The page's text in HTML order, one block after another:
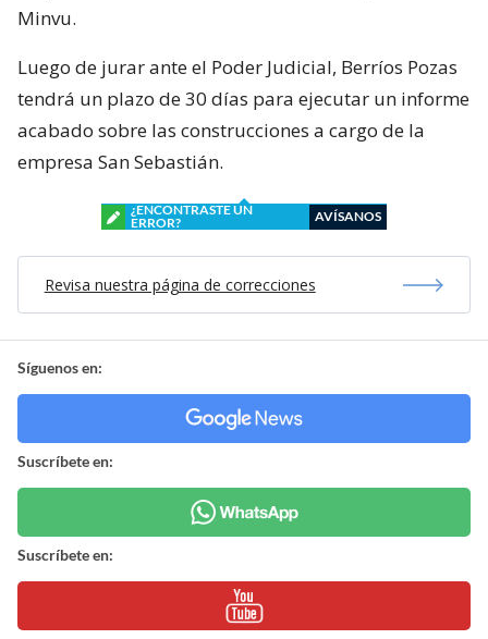
Minvu.
Luego de jurar ante el Poder Judicial, Berríos Pozas
tendrá un plazo de 30 días para ejecutar un informe
acabado sobre las construcciones a cargo de la
empresa San Sebastián.
¿ENCONTRASTE UN
ERROR?
AVÍSANOS
Revisa nuestra página de correcciones
Síguenos en:
Suscríbete en:
Suscríbete en: